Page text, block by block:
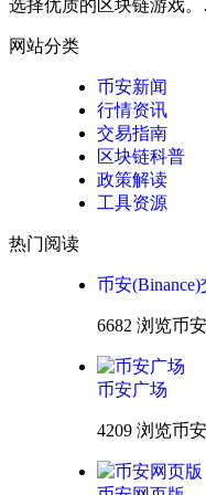
选择优质的区块链游戏
网站分类
币安新闻
行情资讯
交易指南
区块链科普
政策解读
工具资源
热门阅读
币安
6682 浏览币
币安广场
4209 浏览币